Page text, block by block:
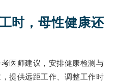
时，母性健康还
医师建议，安排健康检测与
提供远距工作、调整工作时